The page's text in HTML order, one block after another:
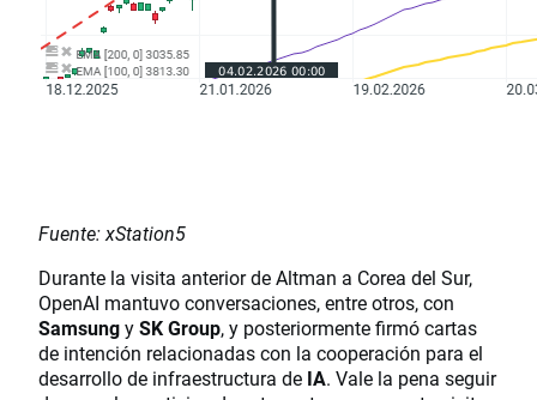
Fuente: xStation5
Durante la visita anterior de Altman a Corea del Sur,
OpenAI mantuvo conversaciones, entre otros, con
SamsungySK Group, y posteriormente firmó cartas
de intención relacionadas con la cooperación para el
desarrollo de infraestructura de IA. Vale la pena seguir